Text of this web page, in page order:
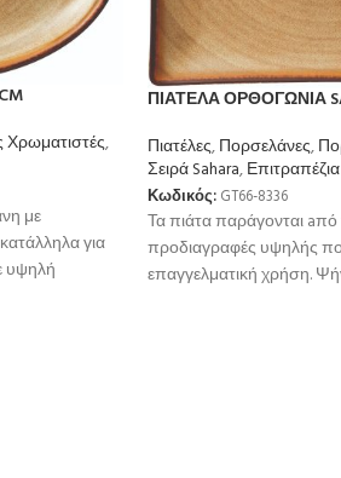
,
με
για
υψηλή
ΠΙΑΤΕΛΑ ΟΡΘΟΓΩΝΙΑ
Πιατέλες,Πορσελάνες,
Σειρά Sahara,
Κωδικός: GT66-8336
Τα πιάτα παράγονται
προδιαγραφές υψηλής
επαγγελματική χρήση.